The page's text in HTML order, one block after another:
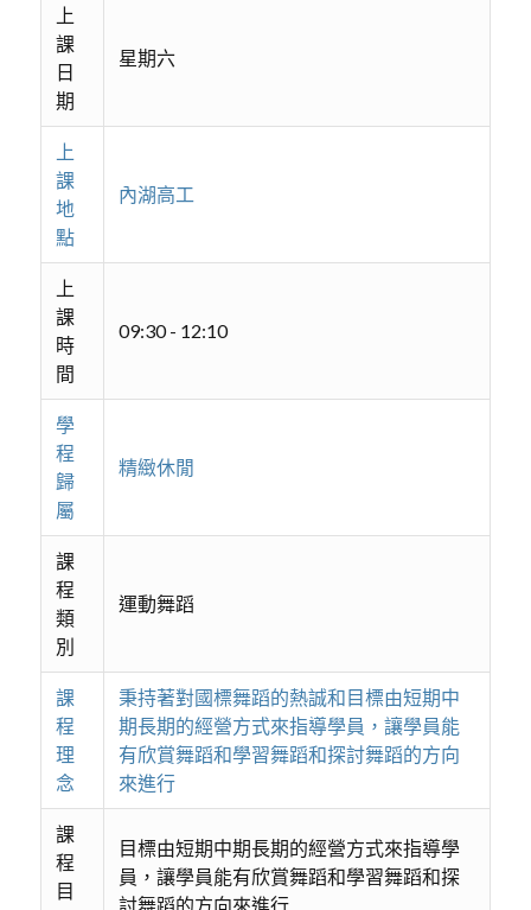
上
課
日
期
星期六
上
課
地
點
內湖高工
上
課
時
間
09:30 - 12:10
學
程
歸
屬
精緻休閒
課
程
類
別
運動舞蹈
課
程
理
念
秉持著對國標舞蹈的熱誠和目標由短期中
期長期的經營方式來指導學員，讓學員能
有欣賞舞蹈和學習舞蹈和探討舞蹈的方向
來進行
課
程
目
目標由短期中期長期的經營方式來指導學
員，讓學員能有欣賞舞蹈和學習舞蹈和探
討舞蹈的方向來進行